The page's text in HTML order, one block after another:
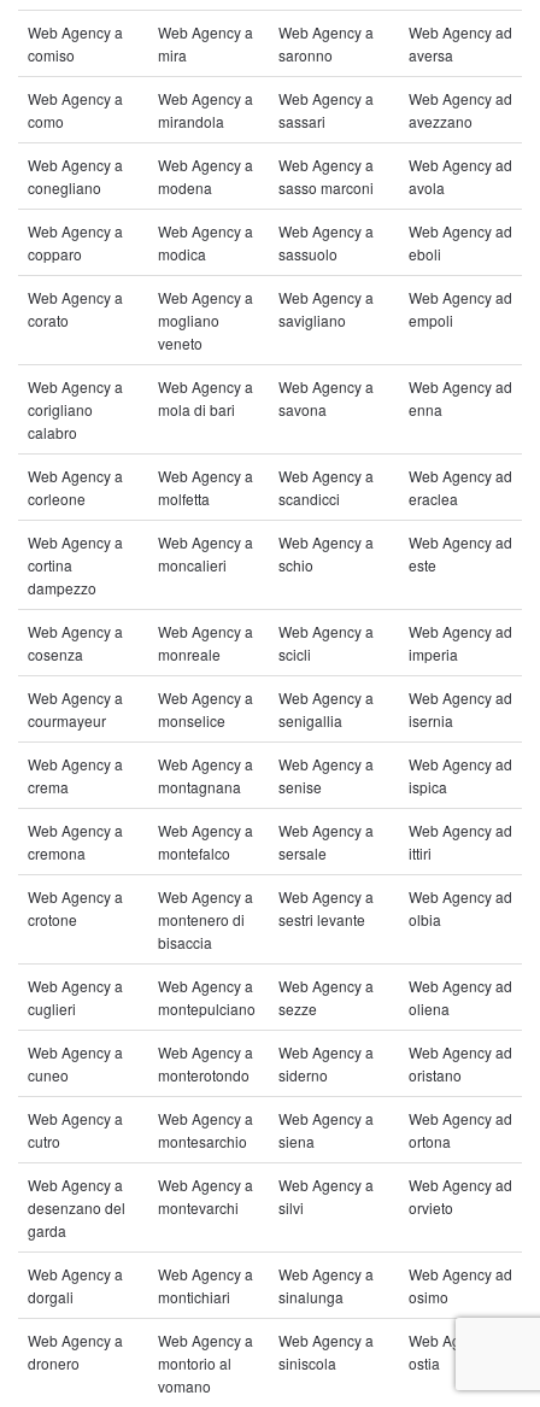
Web Agency a
comiso
Web Agency a
mira
Web Agency a
saronno
Web Agency ad
aversa
Web Agency a
como
Web Agency a
mirandola
Web Agency a
sassari
Web Agency ad
avezzano
Web Agency a
conegliano
Web Agency a
modena
Web Agency a
sasso marconi
Web Agency ad
avola
Web Agency a
copparo
Web Agency a
modica
Web Agency a
sassuolo
Web Agency ad
eboli
Web Agency a
corato
Web Agency a
mogliano
veneto
Web Agency a
savigliano
Web Agency ad
empoli
Web Agency a
corigliano
calabro
Web Agency a
mola di bari
Web Agency a
savona
Web Agency ad
enna
Web Agency a
corleone
Web Agency a
molfetta
Web Agency a
scandicci
Web Agency ad
eraclea
Web Agency a
cortina
dampezzo
Web Agency a
moncalieri
Web Agency a
schio
Web Agency ad
este
Web Agency a
cosenza
Web Agency a
monreale
Web Agency a
scicli
Web Agency ad
imperia
Web Agency a
courmayeur
Web Agency a
monselice
Web Agency a
senigallia
Web Agency ad
isernia
Web Agency a
crema
Web Agency a
montagnana
Web Agency a
senise
Web Agency ad
ispica
Web Agency a
cremona
Web Agency a
montefalco
Web Agency a
sersale
Web Agency ad
ittiri
Web Agency a
crotone
Web Agency a
montenero di
bisaccia
Web Agency a
sestri levante
Web Agency ad
olbia
Web Agency a
cuglieri
Web Agency a
montepulciano
Web Agency a
sezze
Web Agency ad
oliena
Web Agency a
cuneo
Web Agency a
monterotondo
Web Agency a
siderno
Web Agency ad
oristano
Web Agency a
cutro
Web Agency a
montesarchio
Web Agency a
siena
Web Agency ad
ortona
Web Agency a
desenzano del
garda
Web Agency a
montevarchi
Web Agency a
silvi
Web Agency ad
orvieto
Web Agency a
dorgali
Web Agency a
montichiari
Web Agency a
sinalunga
Web Agency ad
osimo
Web Agency a
dronero
Web Agency a
montorio al
vomano
Web Agency a
siniscola
Web Agency ad
ostia